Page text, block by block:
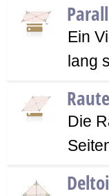
Ein
lang
Die